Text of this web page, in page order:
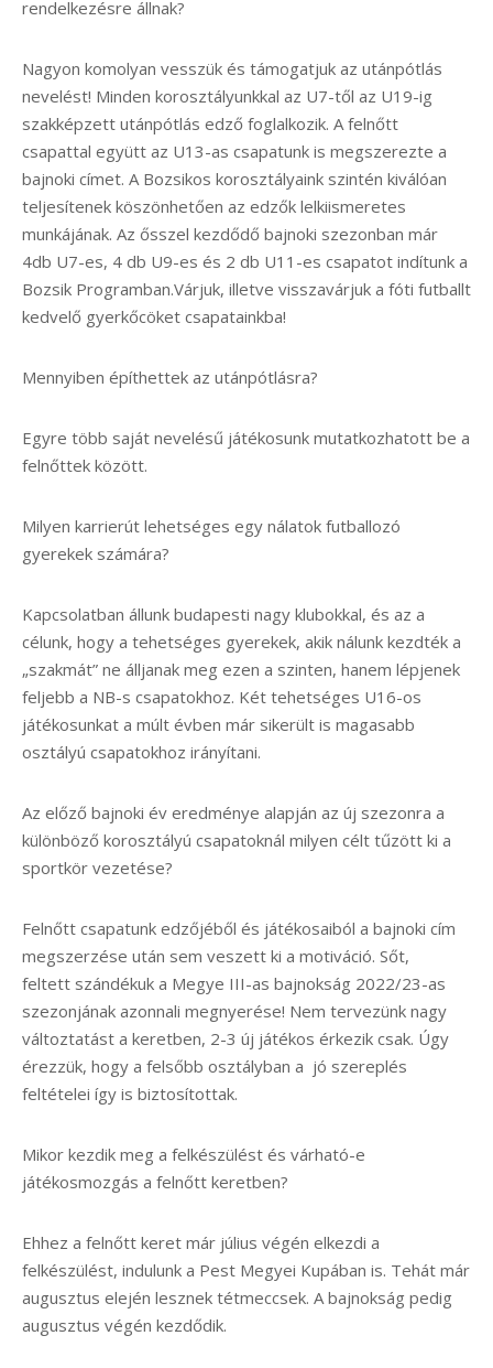
rendelkezésre állnak?
Nagyon komolyan vesszük és támogatjuk az utánpótlás
nevelést! Minden korosztályunkkal az U7-től az U19-ig
szakképzett utánpótlás edző foglalkozik. A felnőtt
csapattal együtt az U13-as csapatunk is megszerezte a
bajnoki címet. A Bozsikos korosztályaink szintén kiválóan
teljesítenek köszönhetően az edzők lelkiismeretes
munkájának. Az ősszel kezdődő bajnoki szezonban már
4db U7-es, 4 db U9-es és 2 db U11-es csapatot indítunk a
Bozsik Programban.Várjuk, illetve visszavárjuk a fóti futballt
kedvelő gyerkőcöket csapatainkba!
Mennyiben építhettek az utánpótlásra?
Egyre több saját nevelésű játékosunk mutatkozhatott be a
felnőttek között.
Milyen karrierút lehetséges egy nálatok futballozó
gyerekek számára?
Kapcsolatban állunk budapesti nagy klubokkal, és az a
célunk, hogy a tehetséges gyerekek, akik nálunk kezdték a
„szakmát” ne álljanak meg ezen a szinten, hanem lépjenek
feljebb a NB-s csapatokhoz. Két tehetséges U16-os
játékosunkat a múlt évben már sikerült is magasabb
osztályú csapatokhoz irányítani.
Az előző bajnoki év eredménye alapján az új szezonra a
különböző korosztályú csapatoknál milyen célt tűzött ki a
sportkör vezetése?
Felnőtt csapatunk edzőjéből és játékosaiból a bajnoki cím
megszerzése után sem veszett ki a motiváció. Sőt,
feltett szándékuk a Megye III-as bajnokság 2022/23-as
szezonjának azonnali megnyerése! Nem tervezünk nagy
változtatást a keretben, 2-3 új játékos érkezik csak. Úgy
érezzük, hogy a felsőbb osztályban a jó szereplés
feltételei így is biztosítottak.
Mikor kezdik meg a felkészülést és várható-e
játékosmozgás a felnőtt keretben?
Ehhez a felnőtt keret már július végén elkezdi a
felkészülést, indulunk a Pest Megyei Kupában is. Tehát már
augusztus elején lesznek tétmeccsek. A bajnokság pedig
augusztus végén kezdődik.